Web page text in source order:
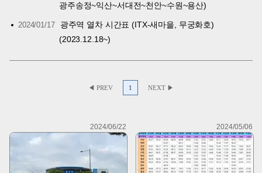
광주송정~익산~서대전~천안~수원~용산)
2024/01/17
광주역 열차 시간표 (ITX-새마을, 무궁화호)
(2023.12.18~)
◀ PREV 1 NEXT ▶
2024/06/22 2024/05/06